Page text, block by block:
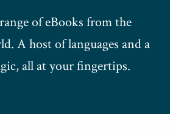
of eBooks from the
A host of languages and a
all at your fingertips.